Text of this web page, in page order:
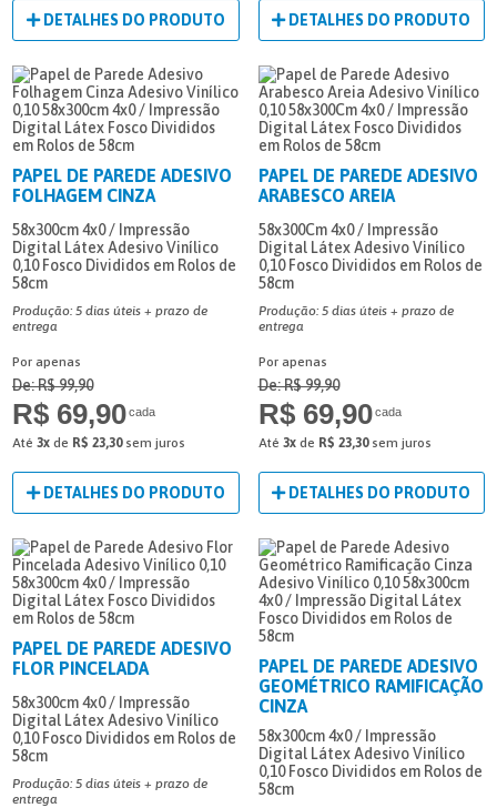
DETALHES DO PRODUTO DETALHES DO PRODUTO
PAPEL DE PAREDE ADESIVO
FOLHAGEM CINZA
58x300cm4x0 / Impressão
Digital LátexAdesivo Vinílico
0,10 Fosco Divididos em Rolos de
58cm
Produção: 5 dias úteis + prazo de
entrega
Por apenas
De: R$ 99,90
R$ 69,90cada
Até 3x de R$ 23,30sem juros
DETALHES DO PRODUTO
PAPEL DE PAREDE ADESIVO
ARABESCO AREIA
58x300Cm 4x0 / Impressão
Digital Látex Adesivo Vinílico
0,10 Fosco Divididos em Rolos de
58cm
Produção: 5 dias úteis + prazo de
entrega
Por apenas
De: R$ 99,90
R$ 69,90 cada
Até 3xde R$ 23,30sem juros
DETALHES DO PRODUTO
PAPEL DE PAREDE ADESIVO
FLOR PINCELADA
58x300cm4x0 / Impressão
Digital LátexAdesivo Vinílico
0,10 Fosco Divididos em Rolos de
58cm
Produção: 5 dias úteis + prazo de
entrega
PAPEL DE PAREDE ADESIVO
GEOMÉTRICO RAMIFICAÇÃO
CINZA
58x300cm 4x0 / Impressão
Digital Látex Adesivo Vinílico
0,10 Fosco Divididos em Rolos de
58cm